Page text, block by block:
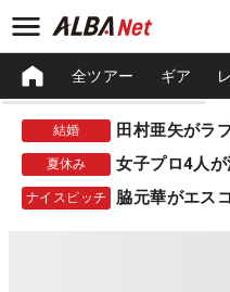
全ツアー ギア
結婚 田村亜矢がラ
夏休み 女子プロ4人
ナイスピッチ 脇元華がエス